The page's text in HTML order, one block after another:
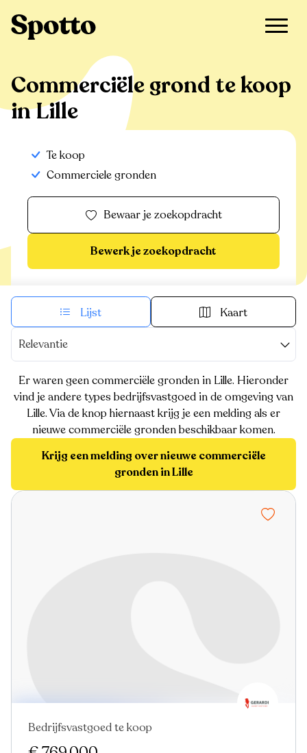
Lille > Commerciële grond
Commerciële grond te koop
in Lille
Te koop
Commerciele gronden
Bewaar je zoekopdracht
Bewerk je zoekopdracht
Lijst Kaart
Relevantie
Er waren geen commerciële gronden in Lille. Hieronder
vind je andere types bedrijfsvastgoed in de omgeving van
Lille. Via de knop hiernaast krijg je een melding als er
nieuwe commerciële gronden beschikbaar komen.
Krijg een melding over nieuwe commerciële
gronden in Lille
Virtual tour
Bedrijfsvastgoed te koop